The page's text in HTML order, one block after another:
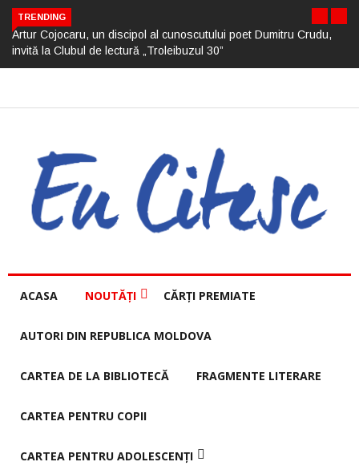
TRENDING
Artur Cojocaru, un discipol al cunoscutului poet Dumitru Crudu,
invită la Clubul de lectură „Troleibuzul 30”
ACASA NOUTĂȚI CĂRȚI PREMIATE
AUTORI DIN REPUBLICA MOLDOVA
CARTEA DE LA BIBLIOTECĂ FRAGMENTE LITERARE
CARTEA PENTRU COPII
CARTEA PENTRU ADOLESCENȚI